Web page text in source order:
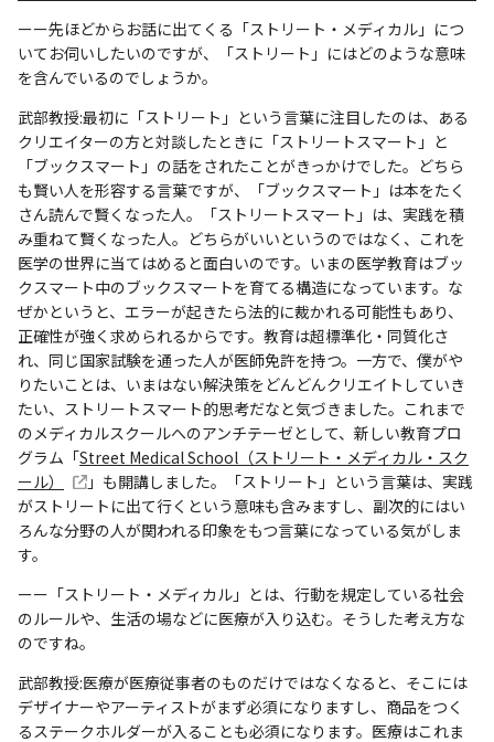
ーー先ほどからお話に出てくる「ストリート・メディカル」につ
いてお伺いしたいのですが、「ストリート」にはどのような意味
を含んでいるのでしょうか。
武部教授:最初に「ストリート」という言葉に注目したのは、ある
クリエイターの方と対談したときに「ストリートスマート」と
「ブックスマート」の話をされたことがきっかけでした。どちら
も賢い人を形容する言葉ですが、「ブックスマート」は本をたく
さん読んで賢くなった人。「ストリートスマート」は、実践を積
み重ねて賢くなった人。どちらがいいというのではなく、これを
医学の世界に当てはめると面白いのです。いまの医学教育はブッ
クスマート中のブックスマートを育てる構造になっています。な
ぜかというと、エラーが起きたら法的に裁かれる可能性もあり、
正確性が強く求められるからです。教育は超標準化・同質化さ
れ、同じ国家試験を通った人が医師免許を持つ。一方で、僕がや
りたいことは、いまはない解決策をどんどんクリエイトしていき
たい、ストリートスマート的思考だなと気づきました。これまで
のメディカルスクールへのアンチテーゼとして、新しい教育プロ
グラム「Street Medical School（ストリート・メディカル・スク
ール）
」も開講しました。「ストリート」という言葉は、実践
がストリートに出て行くという意味も含みますし、副次的にはい
ろんな分野の人が関われる印象をもつ言葉になっている気がしま
す。
ーー「ストリート・メディカル」とは、行動を規定している社会
のルールや、生活の場などに医療が入り込む。そうした考え方な
のですね。
武部教授:医療が医療従事者のものだけではなくなると、そこには
デザイナーやアーティストがまず必須になりますし、商品をつく
るステークホルダーが入ることも必須になります。医療はこれま